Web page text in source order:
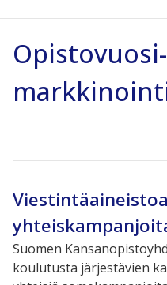
Suomen
koulutusta järjestävien